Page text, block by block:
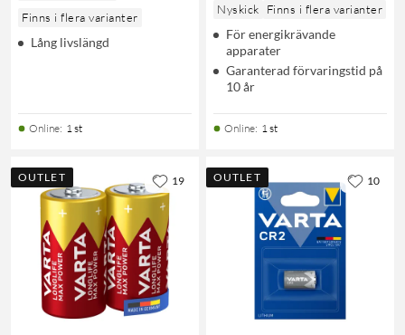
Finns i flera varianter
Lång livslängd
Online: 1 st
Nyskick Finns i flera varianter
För energikrävande
apparater
Garanterad förvaringstid på
10 år
Online: 1 st
OUTLET 19 OUTLET 10